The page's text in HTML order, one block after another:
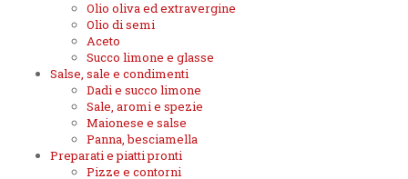
Olio oliva ed extravergine
Olio di semi
Aceto
Succo limone e glasse
Salse, sale e condimenti
Dadi e succo limone
Sale, aromi e spezie
Maionese e salse
Panna, besciamella
Preparati e piatti pronti
Pizze e contorni